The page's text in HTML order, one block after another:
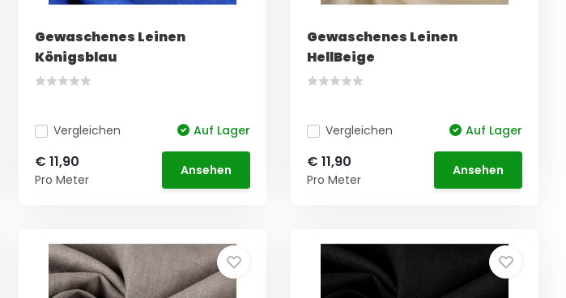
Gewaschenes Leinen
Königsblau
Vergleichen Auf Lager
€ 11,90
Pro Meter
Ansehen
Gewaschenes Leinen
HellBeige
Vergleichen Auf Lager
€ 11,90
Pro Meter
Ansehen